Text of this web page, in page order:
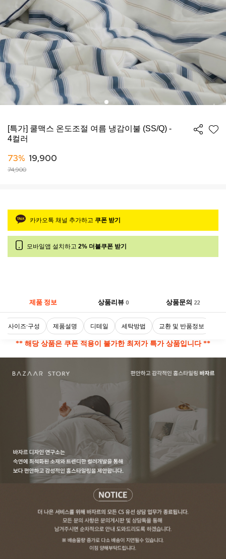
[특가] 쿨맥스 온도조절 여름 냉감이불 (SS/Q) -
4컬러
73% 19,900
74,900
카카오톡 채널 추가하고 쿠폰 받기
모바일앱 설치하고 2% 더블쿠폰 받기
제품 정보 상품리뷰 0 상품문의 22
사이즈·구성 제품설명 디테일 세탁방법 교환 및 반품정보
** 해당 상품은 쿠폰 적용이 불가한 최저가 특가 상품입니다 **